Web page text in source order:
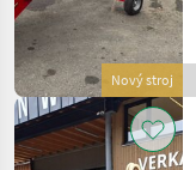
Nový stroj